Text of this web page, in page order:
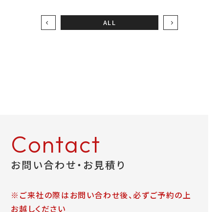
9:00～18:00 / 不定休（完全予約制）
LINEお見積り
ALL
Contact
お問い合わせ・お見積り
※ご来社の際はお問い合わせ後、必ずご予約の上
お越しください